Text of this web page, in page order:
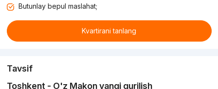
Butunlay bepul maslahat;
Kvartirani tanlang
Tavsif
Toshkent - O'z Makon yangi qurilish